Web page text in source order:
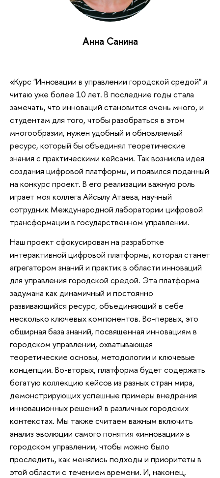
Анна Санина
«Курс "Инновации в управлении городской средой" я
читаю уже более 10 лет. В последние годы стала
замечать, что инноваций становится очень много, и
студентам для того, чтобы разобраться в этом
многообразии, нужен удобный и обновляемый
ресурс, который бы объединял теоретические
знания с практическими кейсами. Так возникла идея
создания цифровой платформы, и появился поданный
на конкурс проект. В его реализации важную роль
играет моя коллега Айсылу Атаева, научный
сотрудник Международной лаборатории цифровой
трансформации в государственном управлении.
Наш проект сфокусирован на разработке
интерактивной цифровой платформы, которая станет
агрегатором знаний и практик в области инноваций
для управления городской средой. Эта платформа
задумана как динамичный и постоянно
развивающийся ресурс, объединяющий в себе
несколько ключевых компонентов. Во-первых, это
обширная база знаний, посвященная инновациям в
городском управлении, охватывающая
теоретические основы, методологии и ключевые
концепции. Во-вторых, платформа будет содержать
богатую коллекцию кейсов из разных стран мира,
демонстрирующих успешные примеры внедрения
инновационных решений в различных городских
контекстах. Мы также считаем важным включить
анализ эволюции самого понятия «инновации» в
городском управлении, чтобы можно было
проследить, как менялись подходы и приоритеты в
этой области с течением времени. И, наконец,